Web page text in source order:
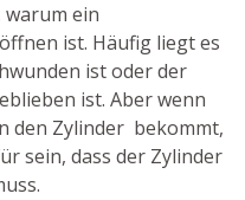
warum ein
ist. Häufig liegt es
ist oder der
ist. Aber wenn
den Zylinder bekommt,
sein, dass der Zylinder